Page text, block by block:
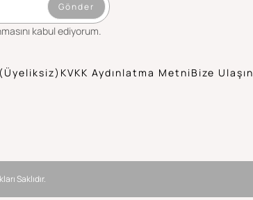
Gönder
kabul ediyorum.
KVKK Aydınlatma MetniBize Ulaşın
Saklıdır.